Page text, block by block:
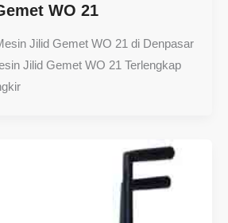
WO 21
Jilid Gemet WO 21 di Denpasar
Jilid Gemet WO 21 Terlengkap